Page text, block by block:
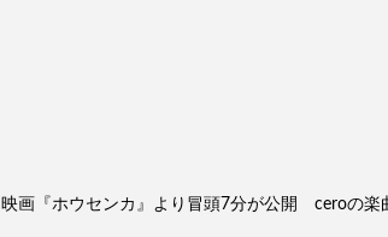
映画『ホウセンカ』より冒頭7分が公開 ceroの楽